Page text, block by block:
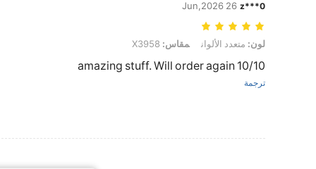
z***0
26 Jun,2026
لون: متعدد الألوان, مقاس: X3958
لون: متعدد الألوان مقاس:
10/10 amazing stuff. Will order again
ترجمة